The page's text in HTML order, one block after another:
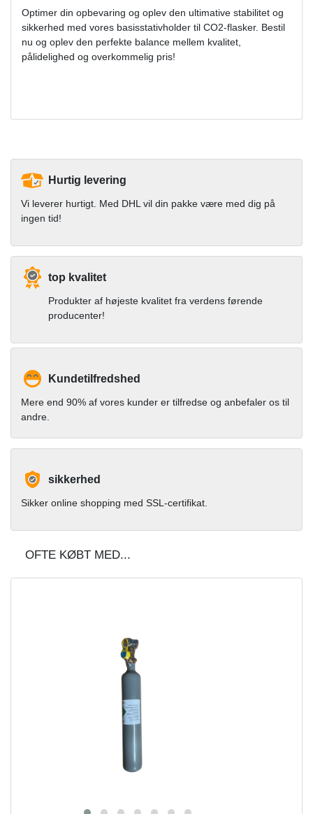
Optimer din opbevaring og oplev den ultimative stabilitet og
sikkerhed med vores basisstativholder til CO2-flasker. Bestil
nu og oplev den perfekte balance mellem kvalitet,
pålidelighed og overkommelig pris!
Hurtig levering
Vi leverer hurtigt. Med DHL vil din pakke være med dig på
ingen tid!
top kvalitet
Produkter af højeste kvalitet fra verdens førende
producenter!
Kundetilfredshed
Mere end 90% af vores kunder er tilfredse og anbefaler os til
andre.
sikkerhed
Sikker online shopping med SSL-certifikat.
OFTE KØBT MED...